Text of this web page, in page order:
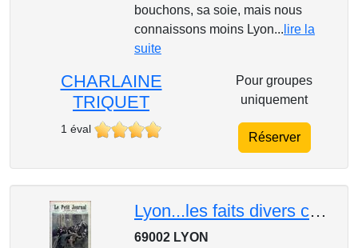
bouchons, sa soie, mais nous
connaissons moins Lyon... lire la
suite
CHARLAINE
TRIQUET
1 éval
Pour groupes
uniquement
Réserver
Lyon...les faits divers célèbres
69002 LYON